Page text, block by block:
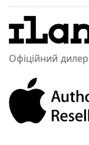
Офіційний